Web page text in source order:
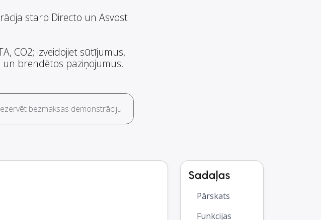
starp Directo un Asvost
CO2; izveidojiet sūtījumus,
un brendētos paziņojumus.
bezmaksas demonstrāciju
Sadaļas
Pārskats
Funkcijas